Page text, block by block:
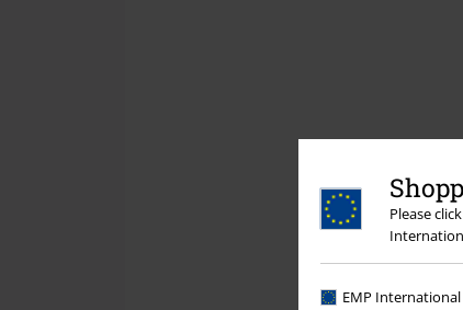
Please
EMP International